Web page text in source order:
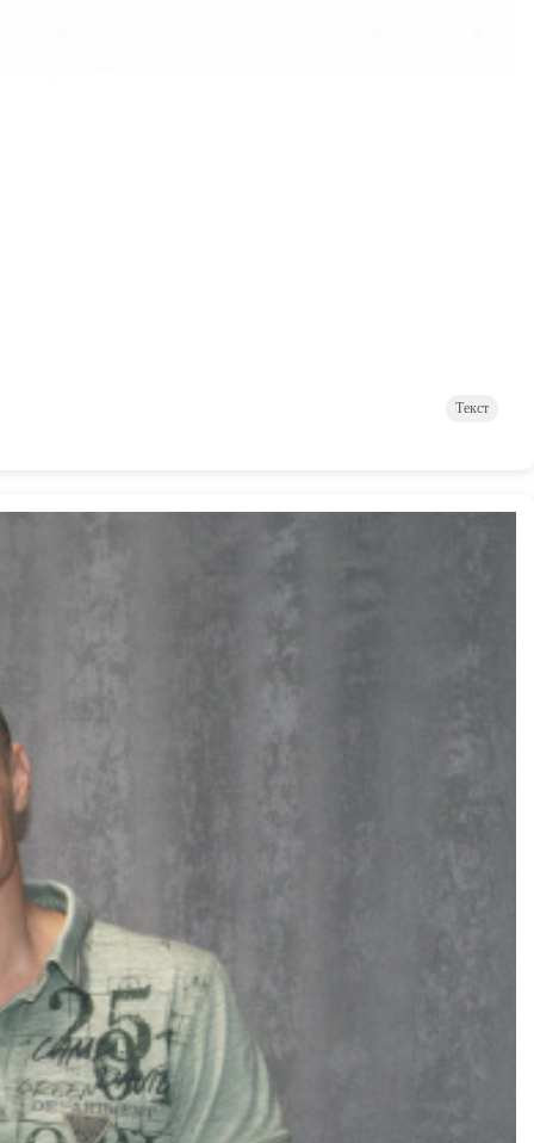
Текст